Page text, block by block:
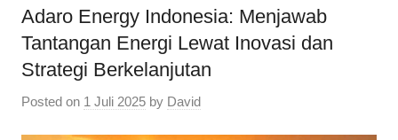
Adaro Energy Indonesia: Menjawab
Tantangan Energi Lewat Inovasi dan
Strategi Berkelanjutan
Posted on 1 Juli 2025 by David